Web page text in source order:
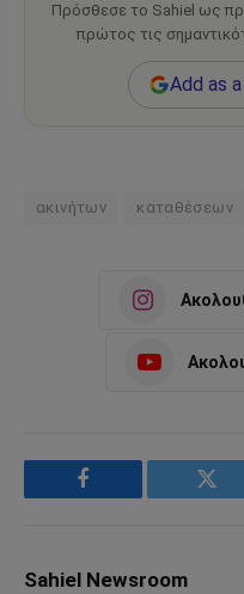
Πρόσθεσε το Sahiel ως
πρώτος τις
Add as
ακινήτων καταθέσεων
Facebook
Sahiel Newsroom